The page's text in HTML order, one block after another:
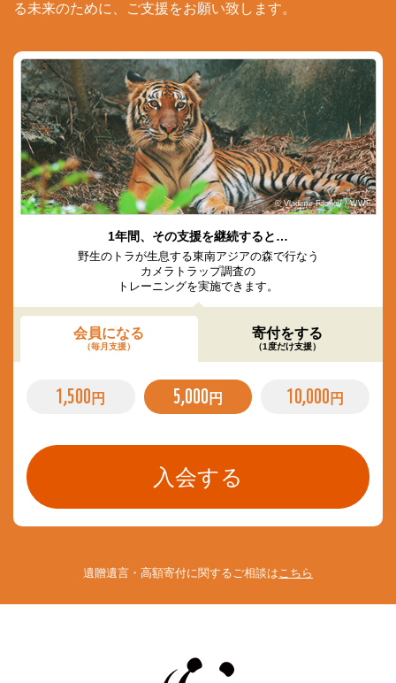
る未来のために、ご支援をお願い致します。
© Vladimir Filonov / WWF
1年間、その支援を継続すると…
野生のトラが生息する東南アジアの森で行なう
カメラトラップ調査の
トレーニングを実施できます。
会員になる
（毎月支援）
寄付をする
（1度だけ支援）
1,500 円 5,000 円 10,000 円
遺贈遺言・高額寄付に関するご相談は こちら